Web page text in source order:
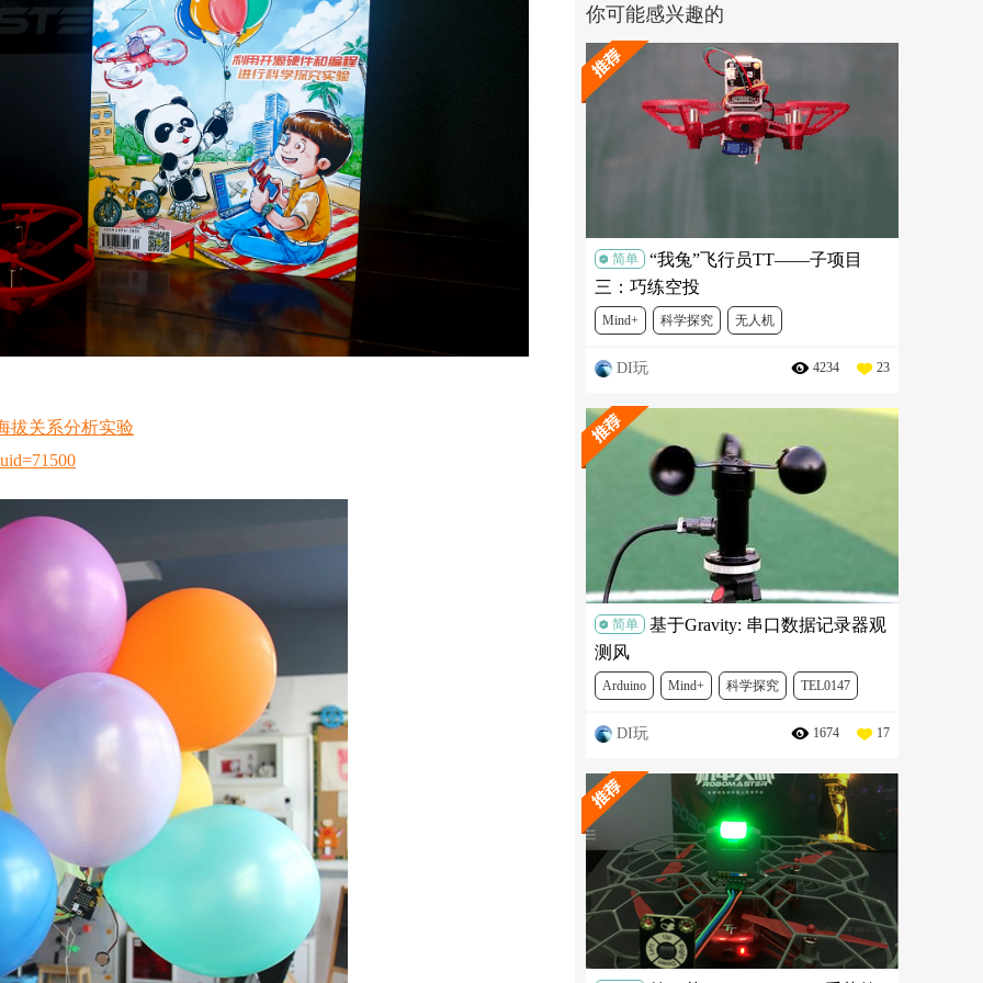
拔关系分析实验
你可能感兴趣的
简单
“我兔”飞行员TT——子项目
三：巧练空投
Mind+ 科学探究 无人机
ROBOMASTER TT 无人机编程教学开发大赛
DI玩 4234 23
简单
基于Gravity: 串口数据记录器观
测风
Arduino Mind+ 科学探究 TEL0147
SEN0497 SEN0170
TEL0118 DFR0216 DFR0265 DFR0469
DFR0486
DI玩 1674 17